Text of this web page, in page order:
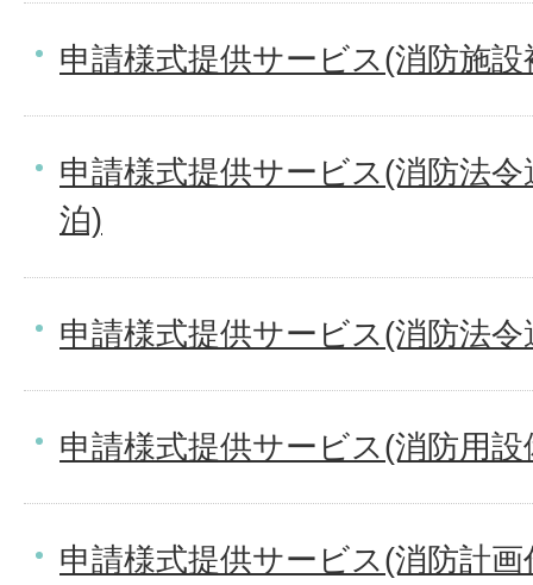
申請様式提供サービス(消防施
申請様式提供サービス(消防法
泊)
申請様式提供サービス(消防法
申請様式提供サービス(消防用
申請様式提供サービス(消防計